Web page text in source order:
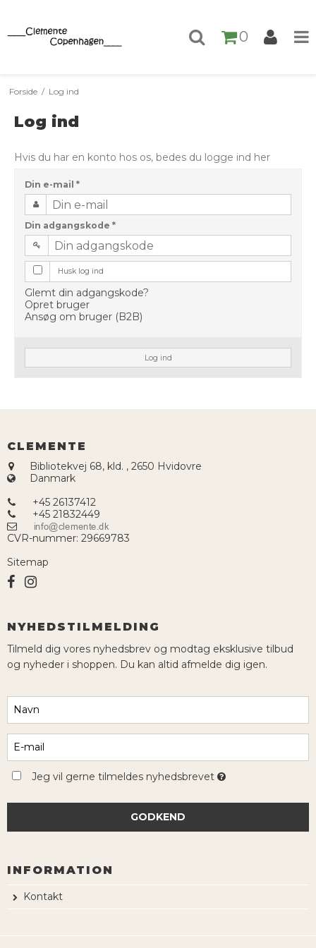
0
Forside / Log ind
Log ind
Hvis du har en konto hos os, bedes du logge ind her
Din e-mail *
Din adgangskode *
Husk log ind
Glemt din adgangskode?
Opret bruger
Ansøg om bruger (B2B)
Log ind
CLEMENTE
Bibliotekvej 68, kld. , 2650 Hvidovre
Danmark
+45 26137412
+45 21832449
CVR-nummer: 29669783
Sitemap
NYHEDSTILMELDING
Tilmeld dig vores nyhedsbrev og modtag eksklusive tilbud
og nyheder i shoppen. Du kan altid afmelde dig igen.
Jeg vil gerne tilmeldes nyhedsbrevet
GODKEND
INFORMATION
Kontakt